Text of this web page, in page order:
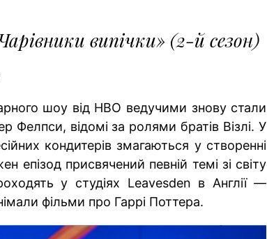
випічки» (2-й сезон)
шоу від HBO ведучими знову стали
Фелпси, відомі за ролями братів Візлі. У
кондитерів змагаються у створенні
епізод присвячений певній темі зі світу
у студіях Leavesden в Англії —
фільми про Гаррі Поттера.